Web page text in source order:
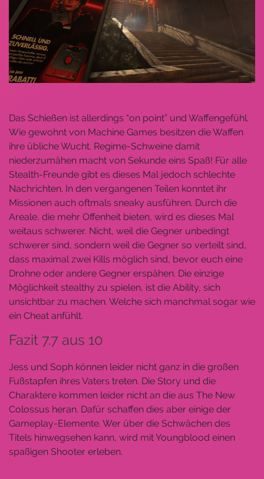
Das Schießen ist allerdings “on point” und Waffengefühl.
Wie gewohnt von Machine Games besitzen die Waffen
ihre übliche Wucht. Regime-Schweine damit
niederzumähen macht von Sekunde eins Spaß! Für alle
Stealth-Freunde gibt es dieses Mal jedoch schlechte
Nachrichten. In den vergangenen Teilen konntet ihr
Missionen auch oftmals sneaky ausführen. Durch die
Areale, die mehr Offenheit bieten, wird es dieses Mal
weitaus schwerer. Nicht, weil die Gegner unbedingt
schwerer sind, sondern weil die Gegner so verteilt sind,
dass maximal zwei Kills möglich sind, bevor euch eine
Drohne oder andere Gegner erspähen. Die einzige
Möglichkeit stealthy zu spielen, ist die Ability, sich
unsichtbar zu machen. Welche sich manchmal sogar wie
ein Cheat anfühlt.
Fazit 7.7 aus 10
Jess und Soph können leider nicht ganz in die großen
Fußstapfen ihres Vaters treten. Die Story und die
Charaktere kommen leider nicht an die aus The New
Colossus heran. Dafür schaffen dies aber einige der
Gameplay-Elemente. Wer über die Schwächen des
Titels hinwegsehen kann, wird mit Youngblood einen
spaßigen Shooter erleben.